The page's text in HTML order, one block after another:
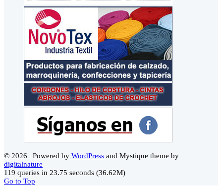
© 2026 | Powered by WordPress and Mystique theme by
digitalnature
119 queries in 23.75 seconds (36.62M)
Go to Top